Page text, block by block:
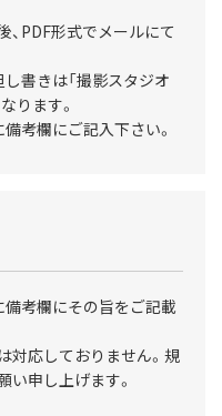
PDF形式でメールにて
書きは「撮影スタジオ
ります。
考欄にご記入下さい。
備考欄にその旨をご記載
対応しておりません。規
申し上げます。